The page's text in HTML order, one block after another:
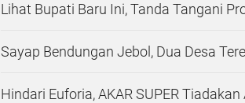
Lihat Bupati Baru Ini, Tanda Tangani
Sayap Bendungan Jebol, Dua Desa
Hindari Euforia, AKAR SUPER